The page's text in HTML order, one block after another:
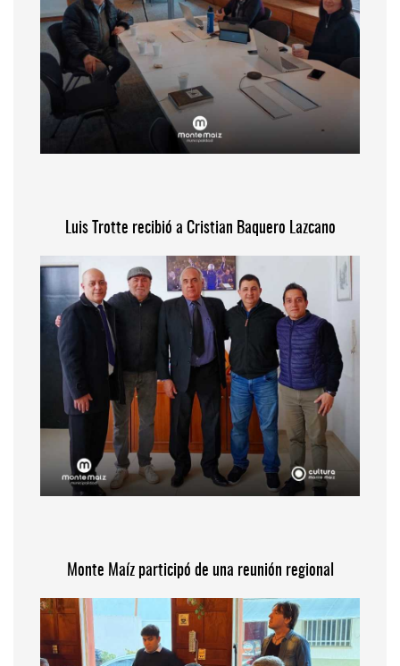
Luis Trotte recibió a Cristian Baquero Lazcano
Monte Maíz participó de una reunión regional